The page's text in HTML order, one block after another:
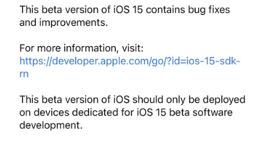
生成式AI與雲端應用
Enterprise Digital Transformation
特集